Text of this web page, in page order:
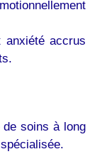
anxiété accrus
de soins à long